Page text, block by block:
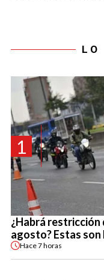
LO
1
¿Habrá
agosto? Estas
Hace7 horas